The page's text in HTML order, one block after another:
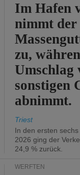
Im Hafen
nimmt der
zu,
Umschlag
sonstigen
abnimmt.
Triest
In den ersten
2026 ging der
24,9 % zurück.
WERFTEN